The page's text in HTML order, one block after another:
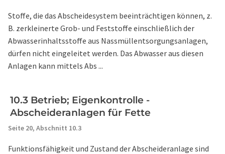
Stoffe, die das Abscheidesystem beeinträchtigen können, z.
B. zerkleinerte Grob- und Feststoffe einschließlich der
Abwasserinhaltsstoffe aus Nassmüllentsorgungsanlagen,
dürfen nicht eingeleitet werden. Das Abwasser aus diesen
Anlagen kann mittels Abs ...
10.3 Betrieb; Eigenkontrolle -
Abscheideranlagen für Fette
Seite 20, Abschnitt 10.3
Funktionsfähigkeit und Zustand der Abscheideranlage sind